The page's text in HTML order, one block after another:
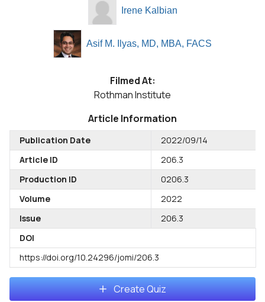
Irene Kalbian
Asif M. Ilyas, MD, MBA, FACS
Filmed At:
Rothman Institute
Article Information
Publication Date
2022/09/14
Article ID
206.3
Production ID
0206.3
Volume
2022
Issue
206.3
DOI
https://doi.org/10.24296/jomi/206.3
Create Quiz